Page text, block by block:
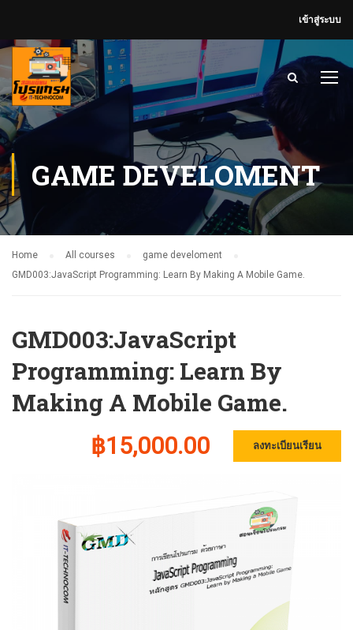
เข้าสู่ระบบ
GAME DEVELOMENT
Home All courses
game develoment
GMD003:JavaScript Programming: Learn By Making A Mobile Game.
GMD003:JavaScript
Programming: Learn By
Making A Mobile Game.
฿15,000.00 ลงทะเบียนเรียน